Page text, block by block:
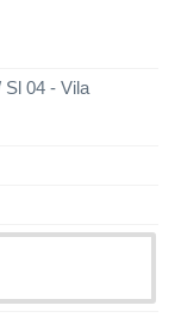
Sl 04 - Vila